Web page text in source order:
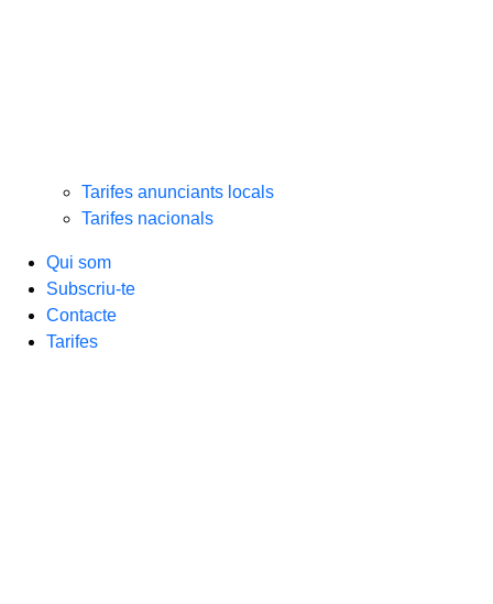
Tarifes anunciants locals
Tarifes nacionals
Qui som
Subscriu-te
Contacte
Tarifes